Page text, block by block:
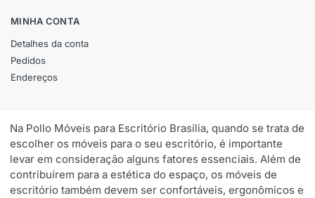
MINHA CONTA
Detalhes da conta
Pedidos
Endereços
Na Pollo Móveis para Escritório Brasília, quando se trata de
escolher os móveis para o seu escritório, é importante
levar em consideração alguns fatores essenciais. Além de
contribuírem para a estética do espaço, os móveis de
escritório também devem ser confortáveis, ergonômicos e